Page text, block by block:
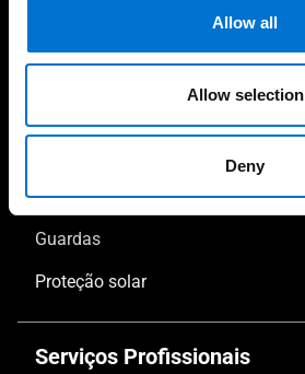
Allow all
Allow selection
Deny
Janelas de correr
Vérandas
Guardas
Proteção solar
Serviços Profissionais